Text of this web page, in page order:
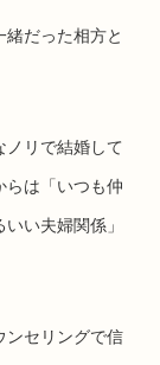
だった相方と
ノリで結婚して
らは「いつも仲
い夫婦関係」
ンセリングで信